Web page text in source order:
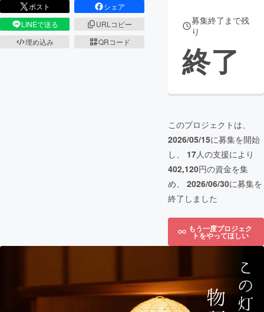
ポスト
シェア
LINEで送る
URLコピー
埋め込み
QRコード
募集終了まで残
り
終了
このプロジェクトは、
2026/05/15に募集を開始
し、 17人の支援により
402,120円の資金を集
め、 2026/06/30に募集を
終了しました
もう一度プロジェク
トをやってほしい